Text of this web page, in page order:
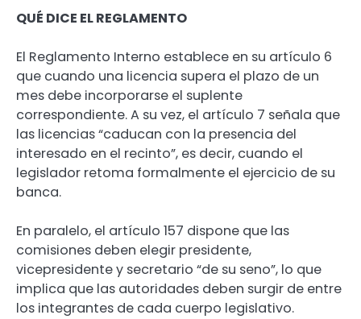
QUÉ DICE EL REGLAMENTO
El Reglamento Interno establece en su artículo 6
que cuando una licencia supera el plazo de un
mes debe incorporarse el suplente
correspondiente. A su vez, el artículo 7 señala que
las licencias “caducan con la presencia del
interesado en el recinto”, es decir, cuando el
legislador retoma formalmente el ejercicio de su
banca.
En paralelo, el artículo 157 dispone que las
comisiones deben elegir presidente,
vicepresidente y secretario “de su seno”, lo que
implica que las autoridades deben surgir de entre
los integrantes de cada cuerpo legislativo.